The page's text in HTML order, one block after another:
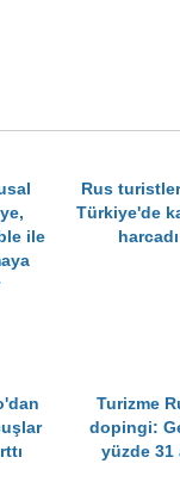
ile
Rus turistler
Türkiye'de
Turizme
dopingi:
yüzde 31